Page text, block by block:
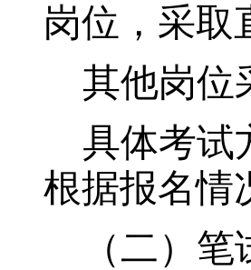
岗位，采取
其他岗位
具体考试
根据报名情
（二）笔